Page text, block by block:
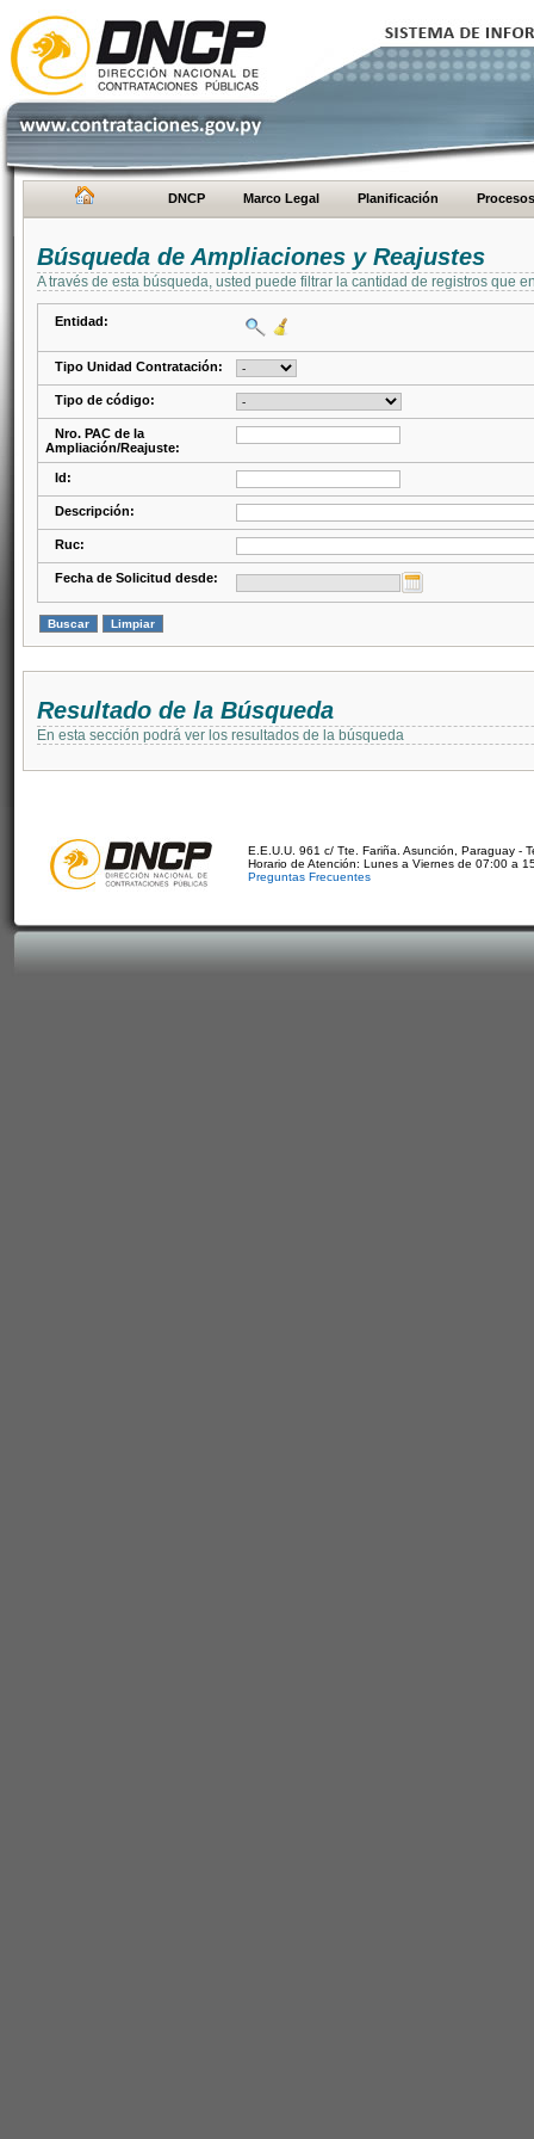
DNCP Marco Legal Planificación Procesos
Búsqueda de Ampliaciones y Reajustes
A través de esta búsqueda, usted puede filtrar la cantidad de registros que
Entidad:
Tipo Unidad Contratación:
Tipo de código:
Nro. PAC de la
Ampliación/Reajuste:
Id:
Descripción:
Ruc:
Fecha de Solicitud desde:
Resultado de la Búsqueda
En esta sección podrá ver los resultados de la búsqueda
E.E.U.U. 961 c/ Tte. Fariña. Asunción, Paraguay -
Horario de Atención: Lunes a Viernes de 07:00 a
Preguntas Frecuentes